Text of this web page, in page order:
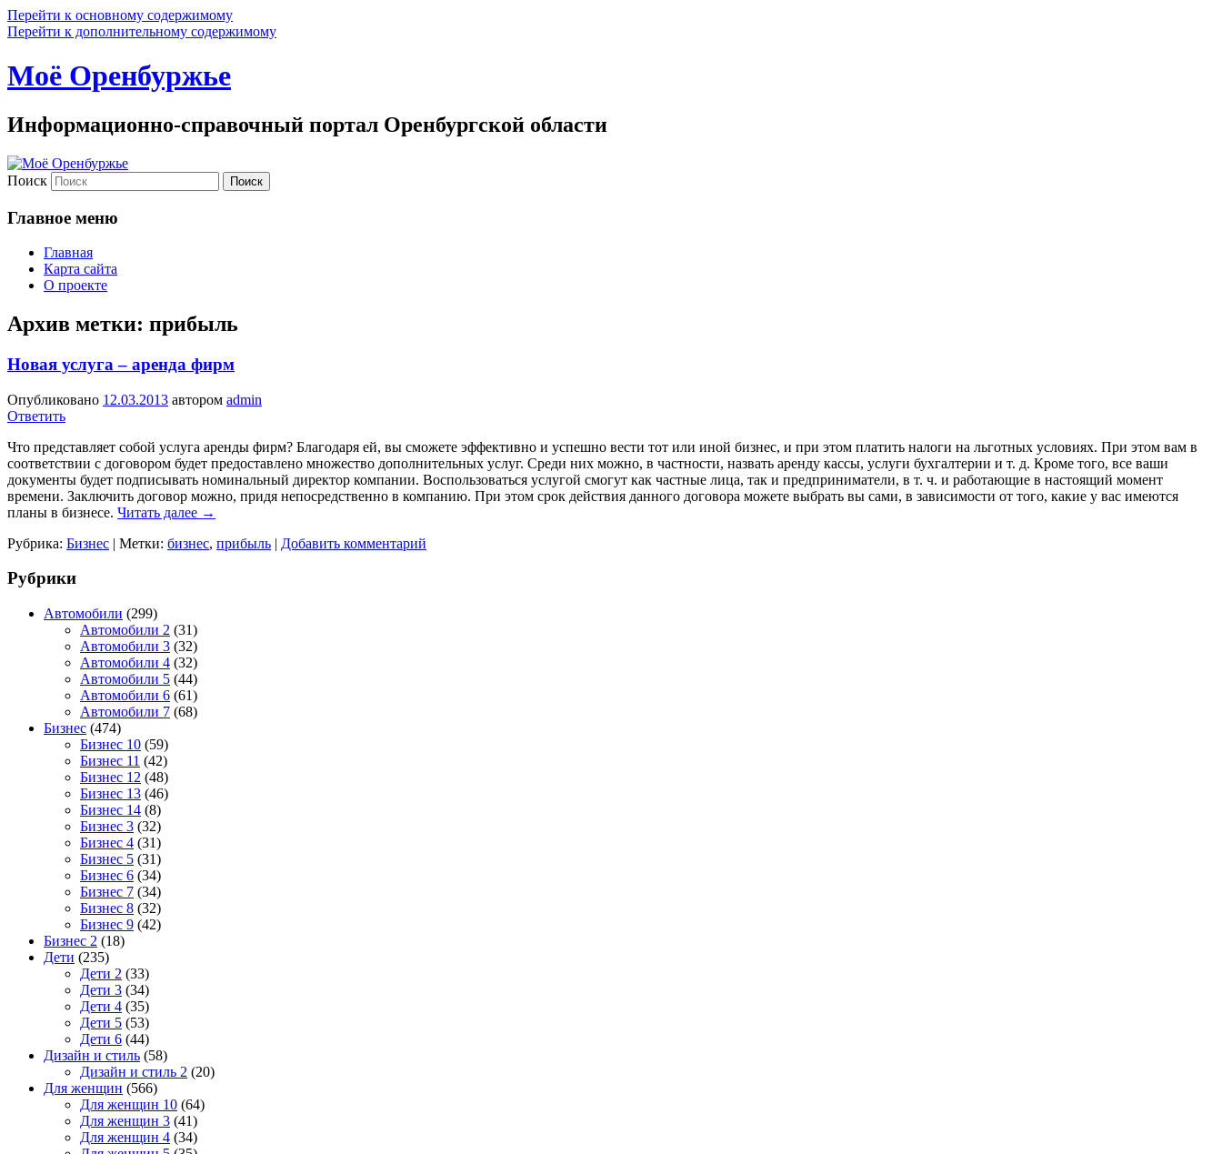
Перейти к основному содержимому
Перейти к дополнительному содержимому
Моё Оренбуржье
Информационно-справочный портал Оренбургской области
Поиск
Главное меню
Главная
Карта сайта
О проекте
Архив метки: прибыль
Новая услуга – аренда фирм
Опубликовано 12.03.2013 автором admin
Ответить
Что представляет собой услуга аренды фирм? Благодаря ей, вы сможете эффективно и успешно вести тот или иной бизнес, и при этом платить налоги на льготных условиях. При этом вам в
соответствии с договором будет предоставлено множество дополнительных услуг. Среди них можно, в частности, назвать аренду кассы, услуги бухгалтерии и т. д. Кроме того, все ваши
документы будет подписывать номинальный директор компании. Воспользоваться услугой смогут как частные лица, так и предприниматели, в т. ч. и работающие в настоящий момент
времени. Заключить договор можно, придя непосредственно в компанию. При этом срок действия данного договора можете выбрать вы сами, в зависимости от того, какие у вас имеются
планы в бизнесе. Читать далее →
Рубрика: Бизнес | Метки: бизнес, прибыль | Добавить комментарий
Рубрики
Автомобили (299)
Автомобили 2 (31)
Автомобили 3 (32)
Автомобили 4 (32)
Автомобили 5 (44)
Автомобили 6 (61)
Автомобили 7 (68)
Бизнес (474)
Бизнес 10 (59)
Бизнес 11 (42)
Бизнес 12 (48)
Бизнес 13 (46)
Бизнес 14 (8)
Бизнес 3 (32)
Бизнес 4 (31)
Бизнес 5 (31)
Бизнес 6 (34)
Бизнес 7 (34)
Бизнес 8 (32)
Бизнес 9 (42)
Бизнес 2 (18)
Дети (235)
Дети 2 (33)
Дети 3 (34)
Дети 4 (35)
Дети 5 (53)
Дети 6 (44)
Дизайн и стиль (58)
Дизайн и стиль 2 (20)
Для женщин (566)
Для женщин 10 (64)
Для женщин 3 (41)
Для женщин 4 (34)